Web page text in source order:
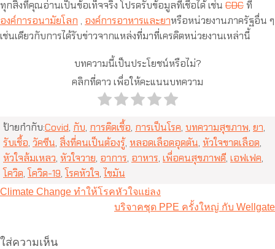
ทุกสิ่งที่คุณอ่านเป็นข้อเท็จจริง โปรดรับข้อมูลที่เชื่อได้ เช่น CDCที่
องค์การอนามัยโลก , องค์การอาหารและยาหรือหน่วยงานภาครัฐอื่น ๆ
เช่นเดียวกับการได้รับข่าวจากแหล่งที่มาที่เครดิตหน่วยงานเหล่านี้
บทความนี้เป็นประโยชน์หรือไม่?
คลิกที่ดาว เพื่อให้คะแนนบทความ
ป้ายกำกับ:Covid, กับ, การติดเชื้อ, การเป็นโรค, บทความสุขภาพ, ยา,
รับเชื้อ, วัคซีน, สิ่งที่คนเป็นต้องรู้, หลอดเลือดอุดตัน, หัวใจขาดเลือด,
หัวใจล้มเหลว, หัวใจวาย, อาการ, อาหาร, เพื่อคนสุขภาพดี, เอฟเฟค,
โควิด,โควิด-19,โรคหัวใจ, ไขมัน
แนะแนว
Climate Change ทำให้โรคหัวใจแย่ลง
บริจาคชุด PPE ครั้งใหญ่ กับ Wellgate
ใส่ความเห็น